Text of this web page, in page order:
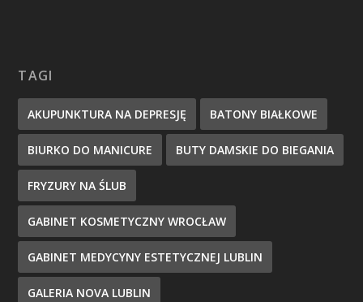
TAGI
AKUPUNKTURA NA DEPRESJĘ BATONY BIAŁKOWE
BIURKO DO MANICURE BUTY DAMSKIE DO BIEGANIA
FRYZURY NA ŚLUB
GABINET KOSMETYCZNY WROCŁAW
GABINET MEDYCYNY ESTETYCZNEJ LUBLIN
GALERIA NOVA LUBLIN